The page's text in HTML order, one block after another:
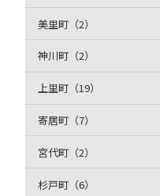
美里町（2）
神川町（2）
上里町（19）
寄居町（7）
宮代町（2）
杉戸町（6）